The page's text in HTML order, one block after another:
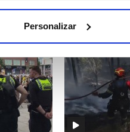
Personalizar